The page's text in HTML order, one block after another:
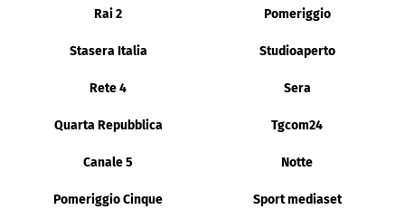
Rai 2 Pomeriggio
Stasera Italia Studioaperto
Rete 4 Sera
Quarta Repubblica Tgcom24
Canale 5 Notte
Pomeriggio Cinque Sport mediaset